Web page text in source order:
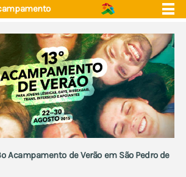
núcleos
projecto educação
apoio e saúde
fórum
contactos
Acampamento de Verão em São Pedro de